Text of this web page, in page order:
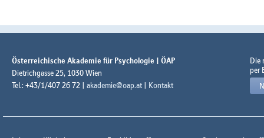
Österreichische Akademie für Psychologie | ÖAP
Dietrichgasse 25, 1030 Wien
Tel.: +43/1/407 26 72 | akademie@oap.at | Kontakt
Die
per